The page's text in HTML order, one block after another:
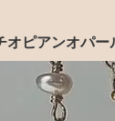
ピアンオパ